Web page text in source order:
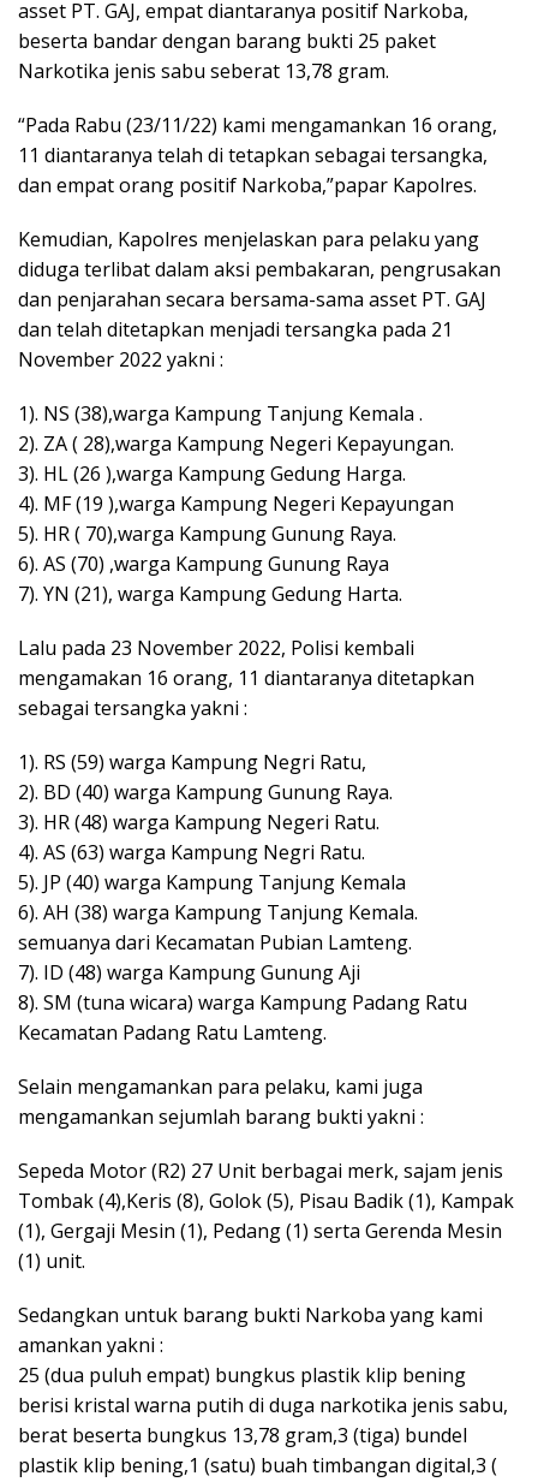
asset PT. GAJ, empat diantaranya positif Narkoba,
beserta bandar dengan barang bukti 25 paket
Narkotika jenis sabu seberat 13,78 gram.
“Pada Rabu (23/11/22) kami mengamankan 16 orang,
11 diantaranya telah di tetapkan sebagai tersangka,
dan empat orang positif Narkoba,”papar Kapolres.
Kemudian, Kapolres menjelaskan para pelaku yang
diduga terlibat dalam aksi pembakaran, pengrusakan
dan penjarahan secara bersama-sama asset PT. GAJ
dan telah ditetapkan menjadi tersangka pada 21
November 2022 yakni :
1). NS (38),warga Kampung Tanjung Kemala .
2). ZA ( 28),warga Kampung Negeri Kepayungan.
3). HL (26 ),warga Kampung Gedung Harga.
4). MF (19 ),warga Kampung Negeri Kepayungan
5). HR ( 70),warga Kampung Gunung Raya.
6). AS (70) ,warga Kampung Gunung Raya
7). YN (21), warga Kampung Gedung Harta.
Lalu pada 23 November 2022, Polisi kembali
mengamakan 16 orang, 11 diantaranya ditetapkan
sebagai tersangka yakni :
1). RS (59) warga Kampung Negri Ratu,
2). BD (40) warga Kampung Gunung Raya.
3). HR (48) warga Kampung Negeri Ratu.
4). AS (63) warga Kampung Negri Ratu.
5). JP (40) warga Kampung Tanjung Kemala
6). AH (38) warga Kampung Tanjung Kemala.
semuanya dari Kecamatan Pubian Lamteng.
7). ID (48) warga Kampung Gunung Aji
8). SM (tuna wicara) warga Kampung Padang Ratu
Kecamatan Padang Ratu Lamteng.
Selain mengamankan para pelaku, kami juga
mengamankan sejumlah barang bukti yakni :
Sepeda Motor (R2) 27 Unit berbagai merk, sajam jenis
Tombak (4),Keris (8), Golok (5), Pisau Badik (1), Kampak
(1), Gergaji Mesin (1), Pedang (1) serta Gerenda Mesin
(1) unit.
Sedangkan untuk barang bukti Narkoba yang kami
amankan yakni :
25 (dua puluh empat) bungkus plastik klip bening
berisi kristal warna putih di duga narkotika jenis sabu,
berat beserta bungkus 13,78 gram,3 (tiga) bundel
plastik klip bening,1 (satu) buah timbangan digital,3 (